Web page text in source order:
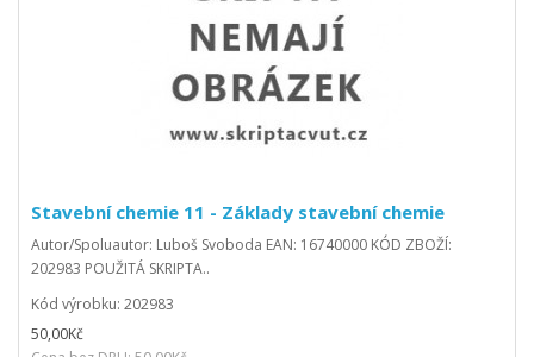
Stavební chemie 11 - Základy stavební chemie
Autor/Spoluautor: Luboš Svoboda EAN: 16740000 KÓD ZBOŽÍ:
202983 POUŽITÁ SKRIPTA..
Kód výrobku: 202983
50,00Kč